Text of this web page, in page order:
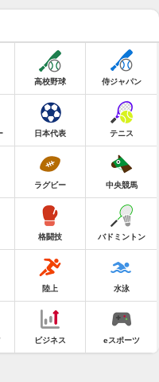
高校野球 侍ジャパン
日本代表 テニス
ラグビー 中央競馬
格闘技 バドミントン
陸上 水泳
ビジネス eスポーツ